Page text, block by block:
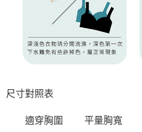
尺寸對照表
適穿胸圍 平量